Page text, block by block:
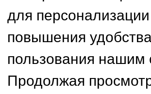
для
повышения
пользования нашим
Продолжая